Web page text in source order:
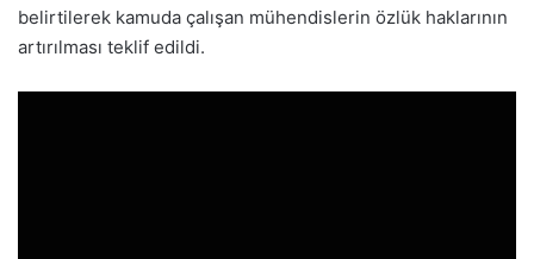
belirtilerek kamuda çalışan mühendislerin özlük haklarının
artırılması teklif edildi.